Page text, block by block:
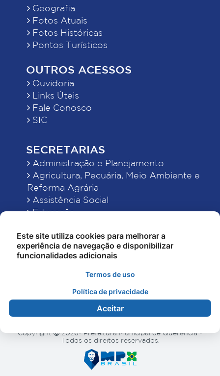
Geografia
Fotos Atuais
Fotos Históricas
Pontos Turísticos
OUTROS ACESSOS
Ouvidoria
Links Úteis
Fale Conosco
SIC
SECRETARIAS
Administração e Planejamento
Agricultura, Pecuária, Meio Ambiente e
Reforma Agrária
Assistência Social
Educação
Finanças
Indústria, Comércio, Turismo, Ciência e
Tecnologia
Obras Públicas, Estradas e Rodagens
Saúde
Copyright
2026- Prefeitura Municipal de Querência -
Todos os direitos reservados.
Este site utiliza cookies para melhorar a
experiência de navegação e disponibilizar
funcionalidades adicionais
Termos de uso
Política de privacidade
Aceitar